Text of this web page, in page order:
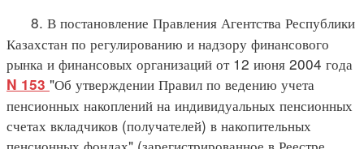
8. В постановление Правления Агентства Республики
Казахстан по регулированию и надзору финансового
рынка и финансовых организаций от 12 июня 2004 года
N 153 "Об утверждении Правил по ведению учета
пенсионных накоплений на индивидуальных пенсионных
счетах вкладчиков (получателей) в накопительных